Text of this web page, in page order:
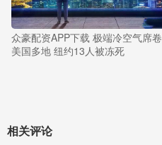
众豪配资APP下载 极端冷空气席卷
美国多地 纽约13人被冻死
相关评论